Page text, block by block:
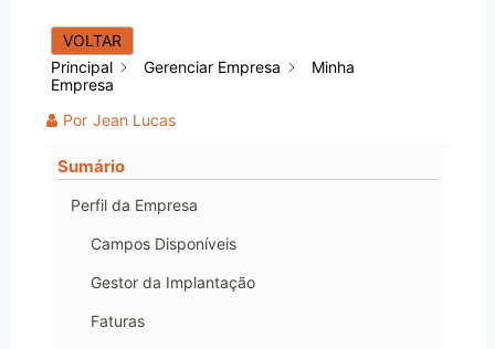
VOLTAR
Principal
Gerenciar Empresa
Minha
Empresa
Por Jean Lucas
Sumário
Perfil da Empresa
Campos Disponíveis
Gestor da Implantação
Faturas